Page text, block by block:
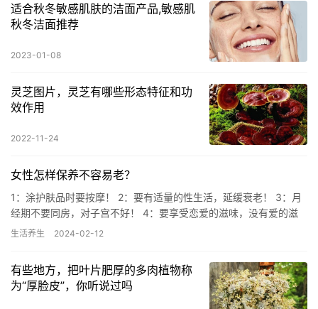
适合秋冬敏感肌肤的洁面产品,敏感肌
秋冬洁面推荐
2023-01-08
灵芝图片，灵芝有哪些形态特征和功
效作用
2022-11-24
女性怎样保养不容易老？
1：涂护肤品时要按摩！ 2：要有适量的性生活，延缓衰老！ 3：月
经期不要同房，对子宫不好！ 4：要享受恋爱的滋味，没有爱的滋
润，就没有精气神！ 5：该睡觉的时候，不要熬夜！ 6：不…
生活养生 2024-02-12
有些地方，把叶片肥厚的多肉植物称
为“厚脸皮”，你听说过吗